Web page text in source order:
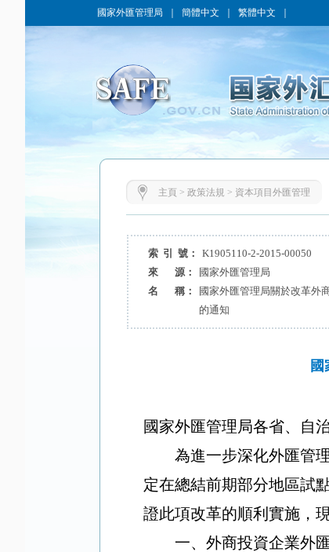
國家外匯管理局 簡體中文 繁體中文
主頁 > 政策法規 > 資本項目外匯管理
索 引 號： K1905110-2-2015-00050
來 源：
國家外匯管理局
名 稱：
國家外匯管理局關於改革外
的通知
國家外匯管理局各省、自
為進一步深化外匯管
定在總結前期部分地區試
證此項改革的順利實施，
一、外商投資企業外